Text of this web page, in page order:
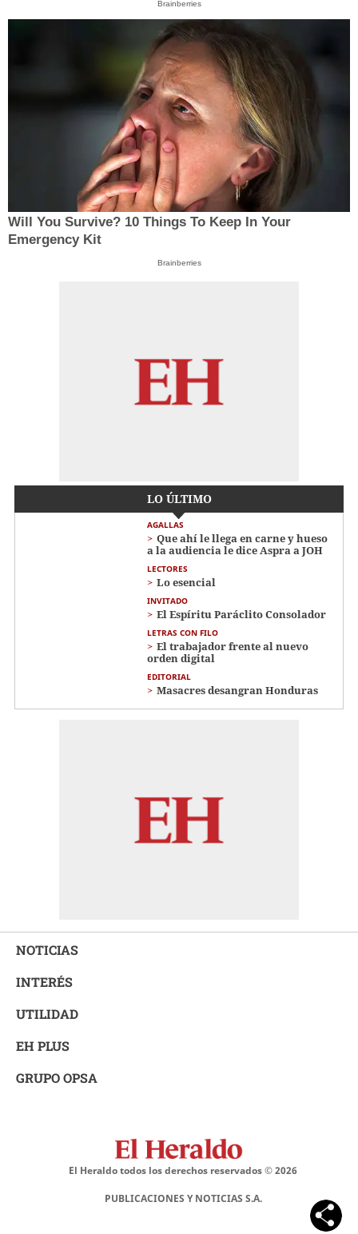
Brainberries
Will You Survive? 10 Things To Keep In Your
Emergency Kit
Brainberries
LO ÚLTIMO
AGALLAS
Que ahí le llega en carne y hueso
a la audiencia le dice Aspra a JOH
LECTORES
Lo esencial
INVITADO
El Espíritu Paráclito Consolador
LETRAS CON FILO
El trabajador frente al nuevo
orden digital
EDITORIAL
Masacres desangran Honduras
NOTICIAS
INTERÉS
UTILIDAD
EH PLUS
GRUPO OPSA
El Heraldo todos los derechos reservados ©2026
PUBLICACIONES Y NOTICIAS S.A.